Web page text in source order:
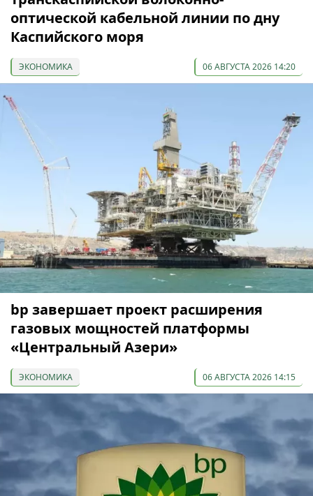
оптической кабельной линии по дну
Каспийского моря
ЭКОНОМИКА 06 АВГУСТА 2026 14:20
bp завершает проект расширения
газовых мощностей платформы
«Центральный Азери»
ЭКОНОМИКА 06 АВГУСТА 2026 14:15